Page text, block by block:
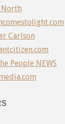
Carlson
People NEWS